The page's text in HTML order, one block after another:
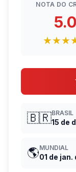
NOTA DO
5.0
🇧🇷BRASIL
15 de
🌎MUNDIAL
01 de jan.